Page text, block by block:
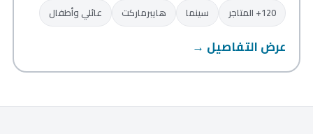
120+ المتاجر سينما هايبرماركت عائلي وأطفال
عرض التفاصيل →